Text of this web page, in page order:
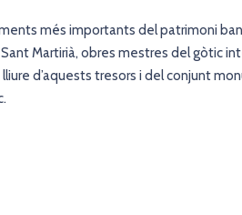
més importants del patrimoni
Martirià, obres mestres del gòtic
d’aquests tresors i del conjunt